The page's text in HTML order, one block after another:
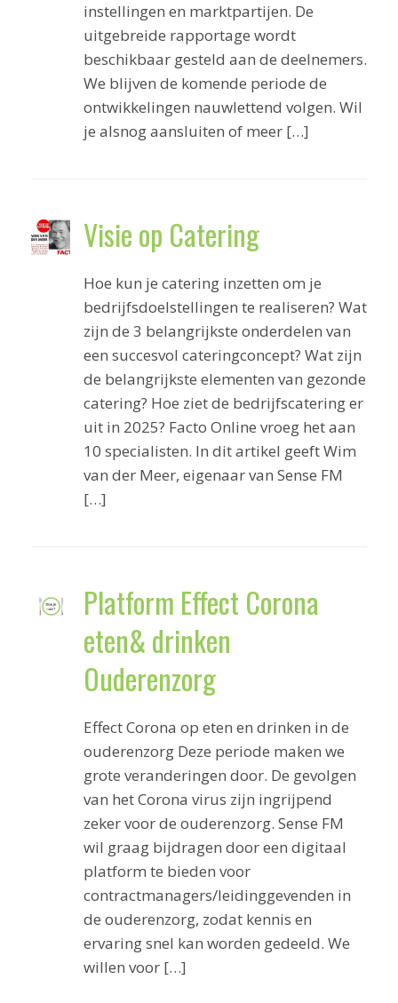
instellingen en marktpartijen. De
uitgebreide rapportage wordt
beschikbaar gesteld aan de deelnemers.
We blijven de komende periode de
ontwikkelingen nauwlettend volgen. Wil
je alsnog aansluiten of meer […]
Visie op Catering
Hoe kun je catering inzetten om je
bedrijfsdoelstellingen te realiseren? Wat
zijn de 3 belangrijkste onderdelen van
een succesvol cateringconcept? Wat zijn
de belangrijkste elementen van gezonde
catering? Hoe ziet de bedrijfscatering er
uit in 2025? Facto Online vroeg het aan
10 specialisten. In dit artikel geeft Wim
van der Meer, eigenaar van Sense FM
[…]
Platform Effect Corona
eten& drinken
Ouderenzorg
Effect Corona op eten en drinken in de
ouderenzorg Deze periode maken we
grote veranderingen door. De gevolgen
van het Corona virus zijn ingrijpend
zeker voor de ouderenzorg. Sense FM
wil graag bijdragen door een digitaal
platform te bieden voor
contractmanagers/leidinggevenden in
de ouderenzorg, zodat kennis en
ervaring snel kan worden gedeeld. We
willen voor […]